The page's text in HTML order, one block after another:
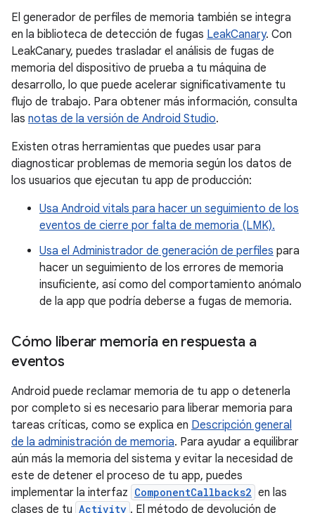
El generador de perfiles de memoria también se integra
en la biblioteca de detección de fugas LeakCanary. Con
LeakCanary, puedes trasladar el análisis de fugas de
memoria del dispositivo de prueba a tu máquina de
desarrollo, lo que puede acelerar significativamente tu
flujo de trabajo. Para obtener más información, consulta
las notas de la versión de Android Studio.
Existen otras herramientas que puedes usar para
diagnosticar problemas de memoria según los datos de
los usuarios que ejecutan tu app de producción:
Usa Android vitals para hacer un seguimiento de los
eventos de cierre por falta de memoria (LMK).
Usa el Administrador de generación de perfiles para
hacer un seguimiento de los errores de memoria
insuficiente, así como del comportamiento anómalo
de la app que podría deberse a fugas de memoria.
Cómo liberar memoria en respuesta a
eventos
Android puede reclamar memoria de tu app o detenerla
por completo si es necesario para liberar memoria para
tareas críticas, como se explica en Descripción general
de la administración de memoria. Para ayudar a equilibrar
aún más la memoria del sistema y evitar la necesidad de
este de detener el proceso de tu app, puedes
implementar la interfaz ComponentCallbacks2 en las
clases de tu Activity . El método de devolución de